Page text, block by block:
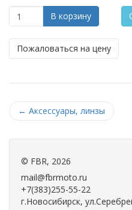
В корзину
Пожаловаться на цену
← Аксессуары, линзы
© FBR, 2026
mail@fbrmoto.ru
+7(383)255-55-22
г.Новосибирск,